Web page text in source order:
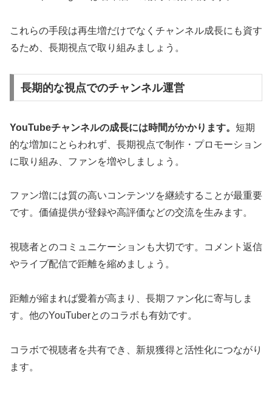
これらの手段は再生増だけでなくチャンネル成長にも資す
るため、長期視点で取り組みましょう。
長期的な視点でのチャンネル運営
YouTubeチャンネルの成長には時間がかかります。 短期
的な増加にとらわれず、長期視点で制作・プロモーション
に取り組み、ファンを増やしましょう。
ファン増には質の高いコンテンツを継続することが最重要
です。価値提供が登録や高評価などの交流を生みます。
視聴者とのコミュニケーションも大切です。コメント返信
やライブ配信で距離を縮めましょう。
距離が縮まれば愛着が高まり、長期ファン化に寄与しま
す。他のYouTuberとのコラボも有効です。
コラボで視聴者を共有でき、新規獲得と活性化につながり
ます。